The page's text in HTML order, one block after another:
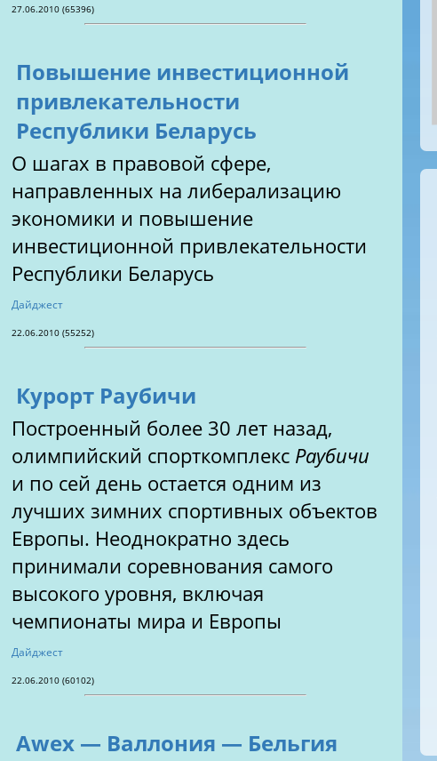
27.06.2010 (65396)
Повышение инвестиционной
привлекательности
Республики Беларусь
О шагах в правовой сфере,
направленных на либерализацию
экономики и повышение
инвестиционной привлекательности
Республики Беларусь
Дайджест
22.06.2010 (55252)
Курорт Раубичи
Построенный более 30 лет назад,
олимпийский спорткомплекс Раубичи
и по сей день остается одним из
лучших зимних спортивных объектов
Европы. Неоднократно здесь
принимали соревнования самого
высокого уровня, включая
чемпионаты мира и Европы
Дайджест
22.06.2010 (60102)
Awex — Валлония — Бельгия